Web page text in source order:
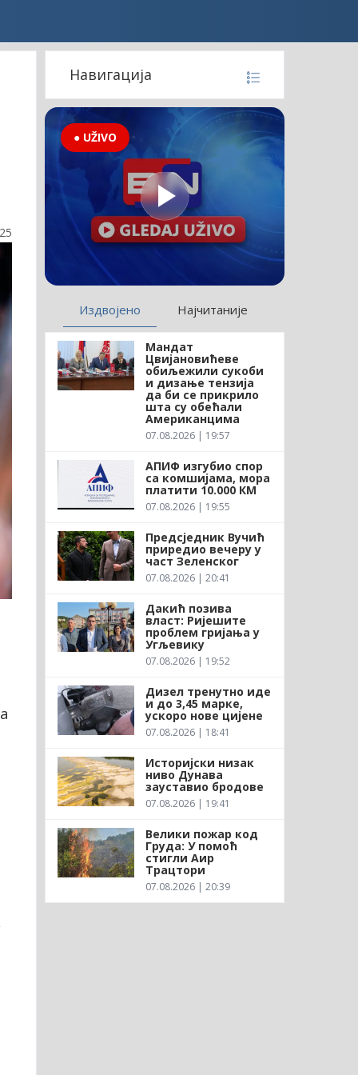
Навигација
● UŽIVO
Издвојено Најчитаније
Мандат
Цвијановићеве
обиљежили сукоби
и дизање тензија
да би се прикрило
шта су обећали
Американцима
07.08.2026 | 19:57
АПИФ изгубио спор
са комшијама, мора
платити 10.000 КМ
07.08.2026 | 19:55
Предсједник Вучић
приредио вечеру у
част Зеленског
07.08.2026 | 20:41
Дакић позива
власт: Ријешите
проблем гријања у
Угљевику
07.08.2026 | 19:52
Дизел тренутно иде
и до 3,45 марке,
ускоро нове цијене
07.08.2026 | 18:41
Историјски низак
ниво Дунава
зауставио бродове
07.08.2026 | 19:41
Велики пожар код
Груда: У помоћ
стигли Аир
Трацтори
07.08.2026 | 20:39